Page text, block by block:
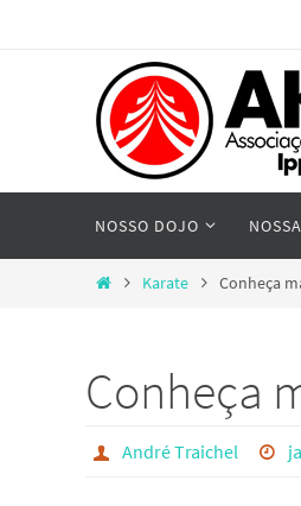
content
NOSSO DOJO
HomeKarate Conheça
Conheça
André Traichel